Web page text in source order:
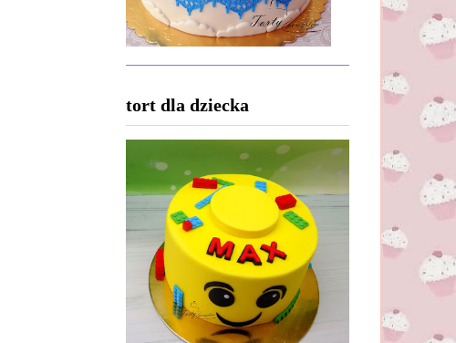
tort dla dziecka